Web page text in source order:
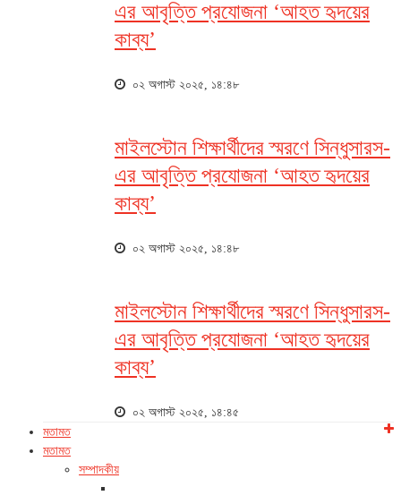
এর আবৃত্তি প্রযোজনা ‘আহত হৃদয়ের
কাব্য’
০২ অগাস্ট ২০২৫, ১৪:৪৮
মাইলস্টোন শিক্ষার্থীদের স্মরণে সিন্ধুসারস-
এর আবৃত্তি প্রযোজনা ‘আহত হৃদয়ের
কাব্য’
০২ অগাস্ট ২০২৫, ১৪:৪৮
মাইলস্টোন শিক্ষার্থীদের স্মরণে সিন্ধুসারস-
এর আবৃত্তি প্রযোজনা ‘আহত হৃদয়ের
কাব্য’
০২ অগাস্ট ২০২৫, ১৪:৪৫
মতামত
মতামত
সম্পাদকীয়